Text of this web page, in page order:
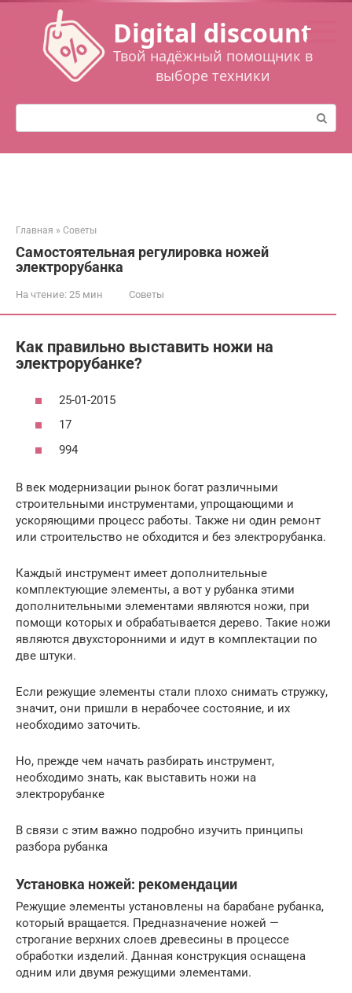
Перейти
контенту
Digital discount
Твой надёжный помощник в
выборе техники
Поиск:
Главная » Советы
Самостоятельная регулировка ножей
электрорубанка
На чтение: 25 мин Советы
Как правильно выставить ножи на
электрорубанке?
25-01-2015
17
994
В век модернизации рынок богат различными
строительными инструментами, упрощающими и
ускоряющими процесс работы. Также ни один ремонт
или строительство не обходится и без электрорубанка.
Каждый инструмент имеет дополнительные
комплектующие элементы, а вот у рубанка этими
дополнительными элементами являются ножи, при
помощи которых и обрабатывается дерево. Такие ножи
являются двухсторонними и идут в комплектации по
две штуки.
Если режущие элементы стали плохо снимать стружку,
значит, они пришли в нерабочее состояние, и их
необходимо заточить.
Но, прежде чем начать разбирать инструмент,
необходимо знать, как выставить ножи на
электрорубанке
В связи с этим важно подробно изучить принципы
разбора рубанка
Установка ножей: рекомендации
Режущие элементы установлены на барабане рубанка,
который вращается. Предназначение ножей —
строгание верхних слоев древесины в процессе
обработки изделий. Данная конструкция оснащена
одним или двумя режущими элементами.